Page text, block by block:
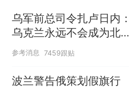
乌军前总司令扎卢日内：
乌克兰永远不会成为北约
成员
参考消息 7459跟贴
波兰警告俄策划假旗行